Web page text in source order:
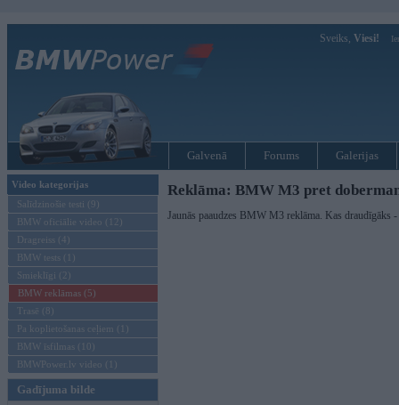
Sveiks, Viesi!
Galvenā Forums Galerijas
Video kategorijas
Salīdzinošie testi (9)
BMW oficiālie video (12)
Dragreiss (4)
BMW tests (1)
Smieklīgi (2)
BMW reklāmas (5)
Trasē (8)
Pa koplietošanas ceļiem (1)
BMW īsfilmas (10)
BMWPower.lv video (1)
Gadījuma bilde
Reklāma: BMW M3 pret
Jaunās paaudzes BMW M3 reklāma. Kas draudīgāks